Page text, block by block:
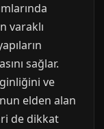
varaklı
sağlar.
ve
elden alan
de dikkat